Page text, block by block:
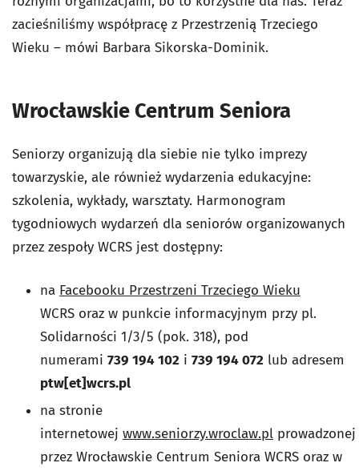
zacieśniliśmy współpracę z Przestrzenią Trzeciego
Wieku – mówi Barbara Sikorska-Dominik.
Wrocławskie Centrum Seniora
Seniorzy organizują dla siebie nie tylko imprezy
towarzyskie, ale również wydarzenia edukacyjne:
szkolenia, wykłady, warsztaty. Harmonogram
tygodniowych wydarzeń dla seniorów organizowanych
przez zespoły WCRS jest dostępny:
na Facebooku Przestrzeni Trzeciego Wieku
WCRS oraz w punkcie informacyjnym przy pl.
Solidarności 1/3/5 (pok. 318), pod
numerami 739 194 102 i 739 194 072 lub adresem
ptw[et]wcrs.pl
na stronie
internetowej www.seniorzy.wroclaw.pl prowadzonej
przez Wrocławskie Centrum Seniora WCRS oraz w